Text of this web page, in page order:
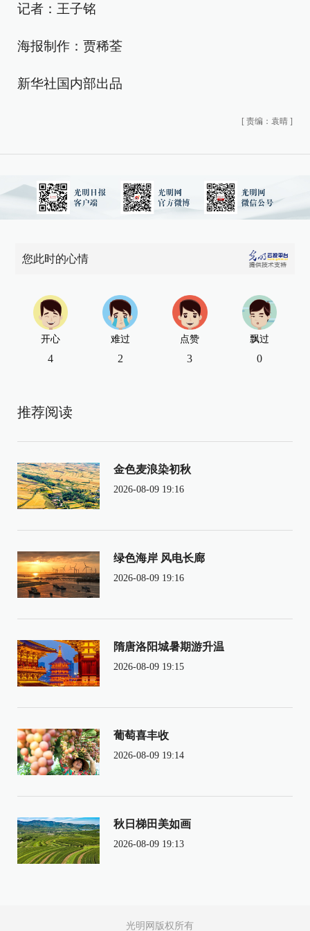
记者：王子铭
海报制作：贾稀荃
新华社国内部出品
[ 责编：袁晴 ]
您此时的心情
开心
4
难过
2
点赞
3
飘过
0
推荐阅读
金色麦浪染初秋
2026-08-09 19:16
绿色海岸 风电长廊
2026-08-09 19:16
隋唐洛阳城暑期游升温
2026-08-09 19:15
葡萄喜丰收
2026-08-09 19:14
秋日梯田美如画
2026-08-09 19:13
光明网版权所有